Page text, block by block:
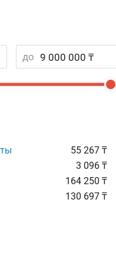
до
55 267 ₸
3 096 ₸
164 250 ₸
130 697 ₸